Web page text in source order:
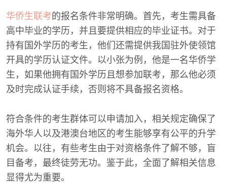
华侨生联考的报名条件非常明确。首先，考生需具备
高中毕业的学历，并且要提供相应的毕业证书。对于
持有国外学历的考生，他们还需提供我国驻外使领馆
开具的学历认证文件。以小张为例，他是一名华侨学
生，如果他拥有国外学历且想参加联考，那么他必须
及时完成认证手续，否则将不具备报名资格。
符合条件的考生群体可以申请加入，相关规定确保了
海外华人以及港澳台地区的考生能够享有公平的升学
机会。以往，有些考生由于对资格条件了解不够，盲
目备考，最终徒劳无功。鉴于此，全面了解相关信息
显得尤为重要。